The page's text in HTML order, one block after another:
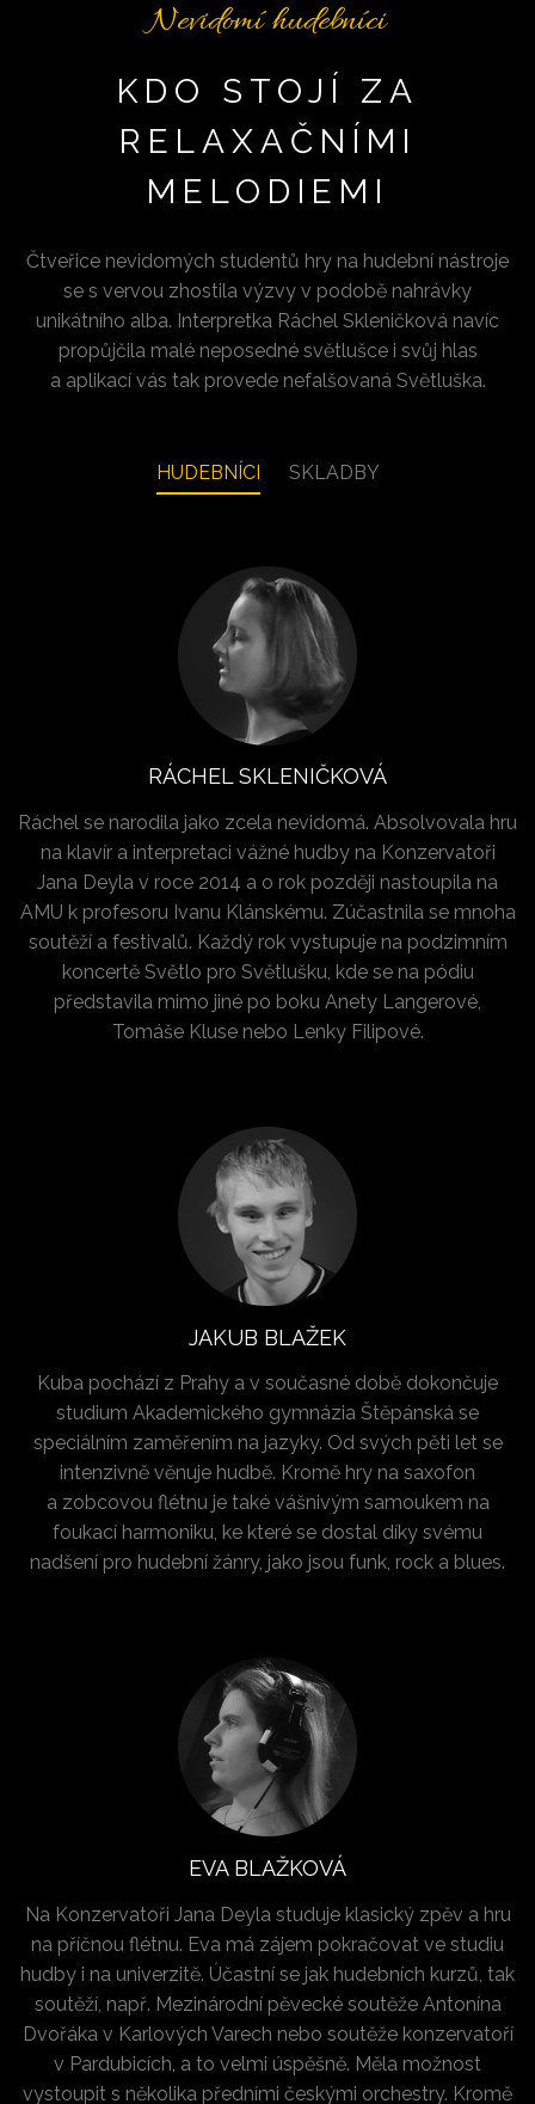
Nevidomí hudebníci
KDO STOJÍ ZA
RELAXAČNÍMI
MELODIEMI
Čtveřice nevidomých studentů hry na hudební nástroje
se s vervou zhostila výzvy v podobě nahrávky
unikátního alba. Interpretka Ráchel Skleničková navíc
propůjčila malé neposedné světlušce i svůj hlas
a aplikací vás tak provede nefalšovaná Světluška.
HUDEBNÍCI SKLADBY
RÁCHEL SKLENIČKOVÁ
Ráchel se narodila jako zcela nevidomá. Absolvovala hru
na klavír a interpretaci vážné hudby na Konzervatoři
Jana Deyla v roce 2014 a o rok později nastoupila na
AMU k profesoru Ivanu Klánskému. Zúčastnila se mnoha
soutěží a festivalů. Každý rok vystupuje na podzimním
koncertě Světlo pro Světlušku, kde se na pódiu
představila mimo jiné po boku Anety Langerové,
Tomáše Kluse nebo Lenky Filipové.
JAKUB BLAŽEK
Kuba pochází z Prahy a v současné době dokončuje
studium Akademického gymnázia Štěpánská se
speciálním zaměřením na jazyky. Od svých pěti let se
intenzivně věnuje hudbě. Kromě hry na saxofon
a zobcovou flétnu je také vášnivým samoukem na
foukací harmoniku, ke které se dostal díky svému
nadšení pro hudební žánry, jako jsou funk, rock a blues.
EVA BLAŽKOVÁ
Na Konzervatoři Jana Deyla studuje klasický zpěv a hru
na příčnou flétnu. Eva má zájem pokračovat ve studiu
hudby i na univerzitě. Účastní se jak hudebních kurzů, tak
soutěží, např. Mezinárodní pěvecké soutěže Antonína
Dvořáka v Karlových Varech nebo soutěže konzervatoří
v Pardubicích, a to velmi úspěšně. Měla možnost
vystoupit s několika předními českými orchestry. Kromě